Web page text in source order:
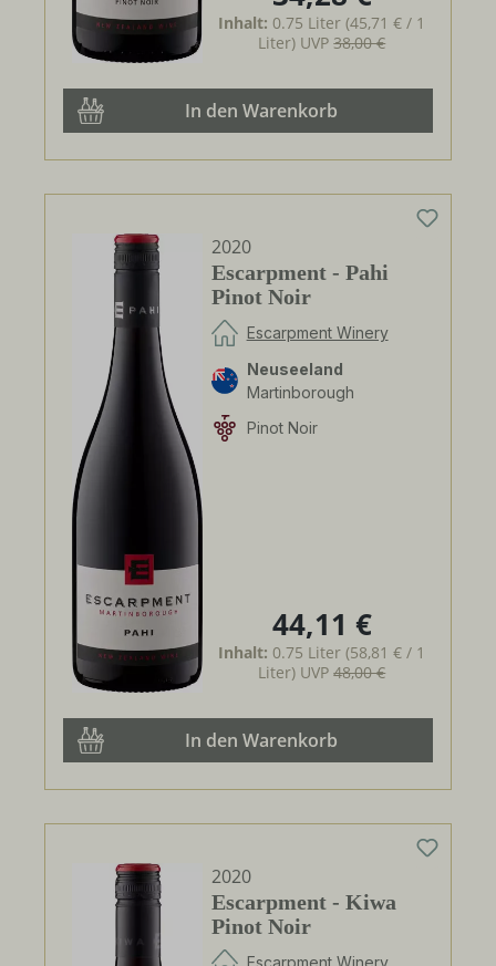
Inhalt: 0.75 Liter(45,71 € / 1
Liter) UVP38,00 €
In den Warenkorb
2020
Escarpment - Pahi
Pinot Noir
Escarpment Winery
Neuseeland
Martinborough
Pinot Noir
Regulärer Preis:
44,11 €
Inhalt: 0.75 Liter(58,81 € / 1
Liter) UVP48,00 €
In den Warenkorb
2020
Escarpment - Kiwa
Pinot Noir